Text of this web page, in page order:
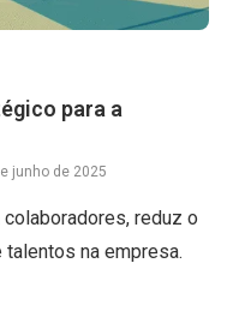
para a
junho de 2025
reduz o
na empresa.